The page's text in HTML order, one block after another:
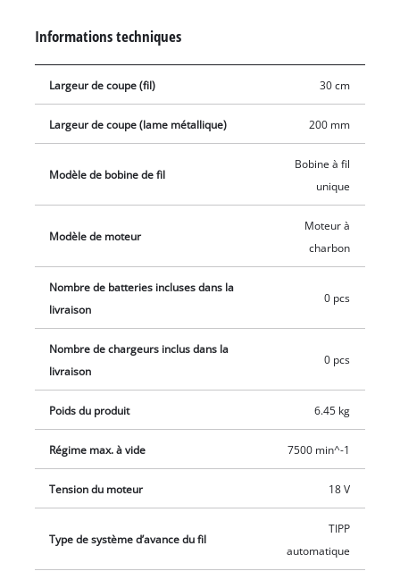
débroussailleuse AGILLO fonctionne à une vitesse maximale
de 7 500 tours par minute, le variateur permettant de
maîtriser parfaitement la vitesse pour l’adapter à l’utilisation
à volonté. La sangle de transport confortable et de haute
qualité permet une manipulation optimale ; la surface
Softgrip ergonomique et le manche en tube d’aluminium léger
assurent une utilisation sans effort. Le manche démontable
facilite le transport et permet de ranger l’outil sans
encombrement. Le support mural intégré permet en outre un
stockage simple et sûr. L’outil fonctionne avec une batterie
18 V Power X-Change qui est disponible séparément,
notamment dans le Starter Kit très pratique.
Informations techniques
Largeur de coupe (fil) 30 cm
Largeur de coupe (lame métallique) 200 mm
Modèle de bobine de fil
Bobine à fil
unique
Modèle de moteur
Moteur à
charbon
Nombre de batteries incluses dans la
livraison
0 pcs
Nombre de chargeurs inclus dans la
livraison
0 pcs
Poids du produit 6.45 kg
Régime max. à vide 7500 min^-1
Tension du moteur 18 V
Type de système d’avance du fil
TIPP
automatique